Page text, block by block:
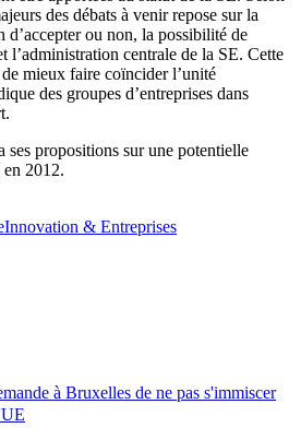
des débats à venir repose sur la
d’accepter ou non, la possibilité de
l’administration centrale de la SE. Cette
mieux faire coïncider l’unité
des groupes d’entreprises dans
ses propositions sur une potentielle
2012.
Innovation & Entreprises
à Bruxelles de ne pas s'immiscer